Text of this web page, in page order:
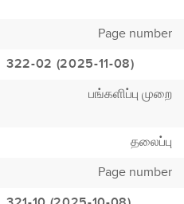
Page number
322-02 (2025-11-08)
பங்களிப்பு முறை
தலைப்பு
Page number